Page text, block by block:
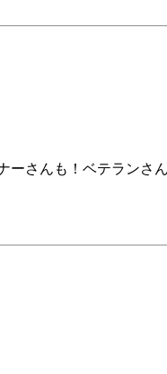
さんも！ベテランさ